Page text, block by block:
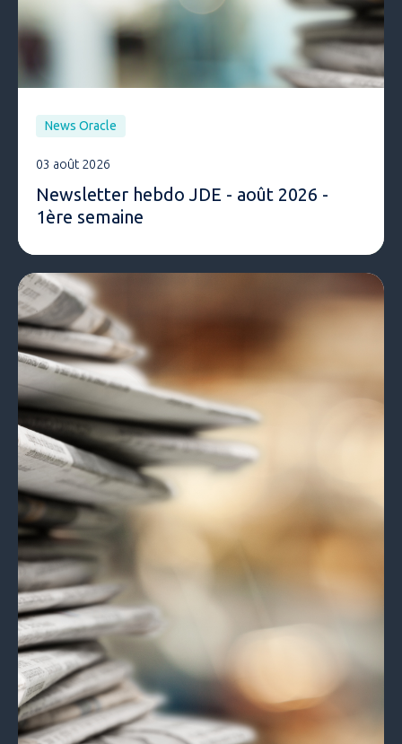
News Oracle
03 août 2026
Newsletter hebdo JDE - août 2026 -
1ère semaine